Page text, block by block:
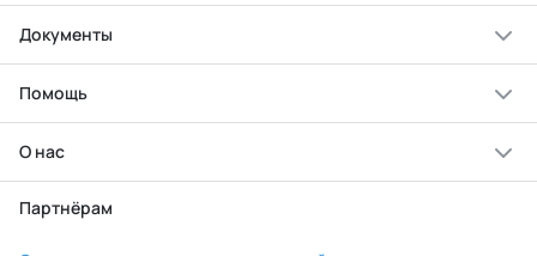
Документы
Помощь
О нас
Партнёрам